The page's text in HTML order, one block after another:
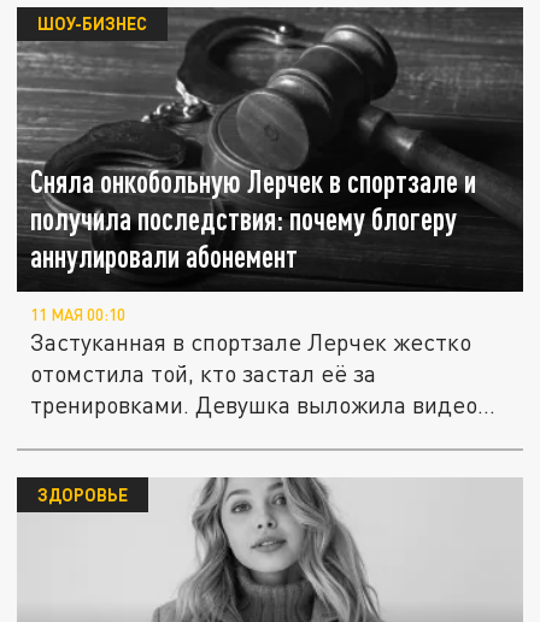
Сняла онкобольную Лерчек в спортзале и
получила последствия: почему блогеру
аннулировали абонемент
ШОУ-БИЗНЕС
11 МАЯ 00:10
Застуканная в спортзале Лерчек жестко
отомстила той, кто застал её за
тренировками. Девушка выложила видео
ЗДОРОВЬЕ